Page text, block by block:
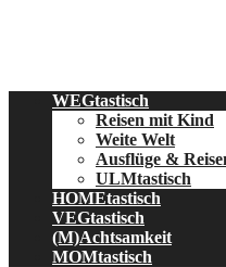
WEGtastisch
Reisen mit Kind
Weite Welt
Ausflüge &
ULMtastisch
HOMEtastisch
VEGtastisch
(M)Achtsamkeit
MOMtastisch